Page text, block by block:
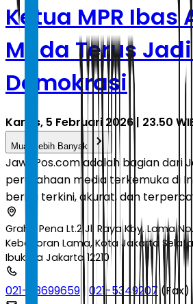
Ketua MPR Ibas
Muda Terus
Demokrasi
Kamis, 5 Februari 2026 | 23.50
Muat Lebih Banyak
JawaPos.com adalah bagian dari
perusahaan media terkemuka di
berita terkini, akurat, dan
Graha Pena Lt.2 Jl. Raya Kby. Lama
Kebayoran Lama, Kota Jakarta
Ibukota Jakarta 12210
021-53699659| 021-5349207(Fax)